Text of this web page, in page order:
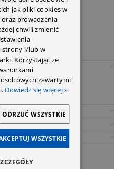
jak pliki cookies w
oraz prowadzenia
chwili zmienić
strony i/lub w
Korzystając ze
zawartymi
Dowiedz się więcej »
WSZYSTKIE
ODRZUĆ WSZYSTKIE